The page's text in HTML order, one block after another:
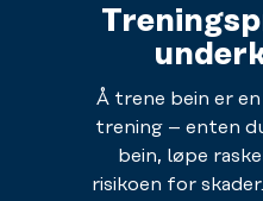
Å trene bein er
trening – enten
bein, løpe
risikoen for